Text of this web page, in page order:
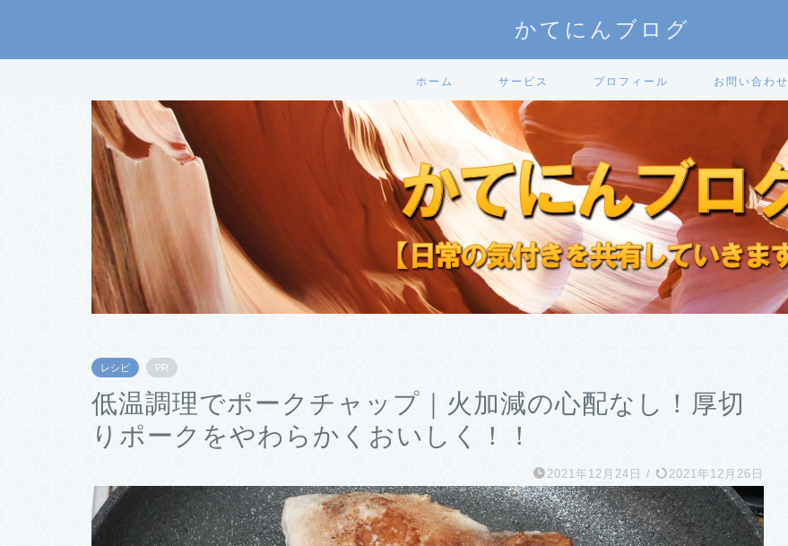
かてにんブログ
ホーム サービス プロフィール お問い合わせ
レシピ PR
低温調理でポークチャップ｜火加減の心配なし！厚切
りポークをやわらかくおいしく！！
2021年12月24日 / 2021年12月26日